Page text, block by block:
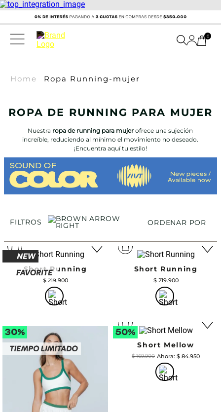
0
Home Ropa Running-mujer
ROPA DE RUNNING PARA MUJER
Nuestra ropa de running para mujer ofrece una sujeción
increíble, reduciendo al mínimo el movimiento no deseado.
¡Encuentra aquí tu estilo!
FILTROS ORDENAR POR
Short Running
$ 219.900
Short Running
$ 219.900
Short Mellow
$ 169.900 $ 84.950